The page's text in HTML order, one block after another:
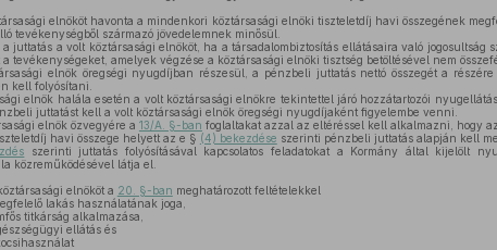
elnököt havonta a mindenkori köztársasági elnöki tiszteletdíj havi összegének
tevékenységből származó jövedelemnek minősül.
juttatás a volt köztársasági elnököt, ha a társadalombiztosítás ellátásaira való jogosultság
tevékenységeket, amelyek végzése a köztársasági elnöki tisztség betöltésével nem
elnök öregségi nyugdíjban részesül, a pénzbeli juttatás nettó összegét a
kell folyósítani.
elnök halála esetén a volt köztársasági elnökre tekintettel járó hozzátartozói
juttatást kell a volt köztársasági elnök öregségi nyugdíjaként figyelembe venni.
elnök özvegyére a 13/A. §-ban foglaltakat azzal az eltéréssel kell alkalmazni, hogy
havi összege helyett az e § (4) bekezdése szerinti pénzbeli juttatás alapján kell
szerinti juttatás folyósításával kapcsolatos feladatokat a Kormány által kijelölt
közreműködésével látja el.
elnököt a 20. §-ban meghatározott feltételekkel
lakás használatának joga,
titkárság alkalmazása,
ellátás és